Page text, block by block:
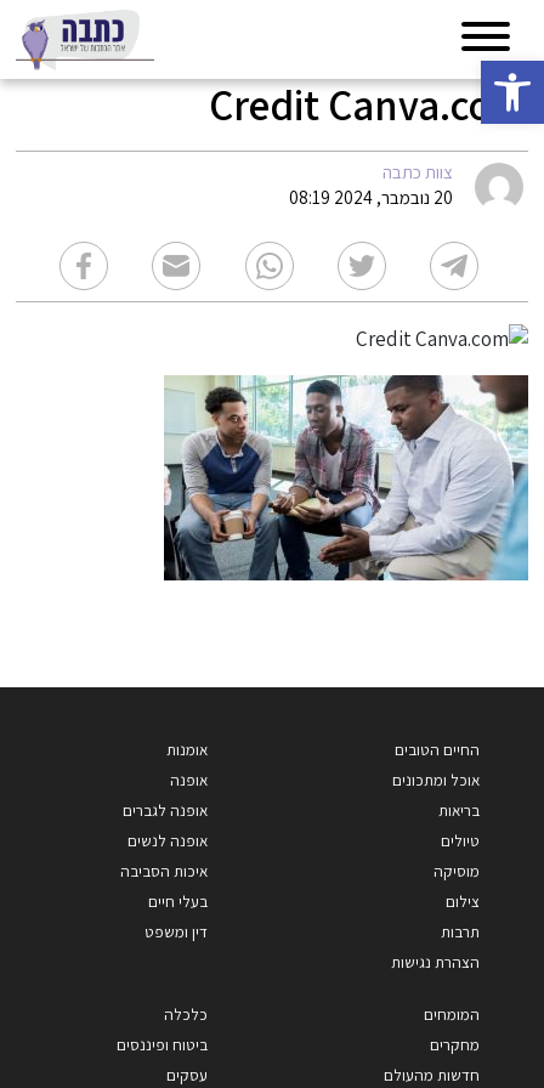
פתח סרגל נגישות
Credit Canva.com
צוות כתבה
20 נובמבר, 2024 08:19
החיים הטובים
אוכל ומתכונים
בריאות
טיולים
מוסיקה
צילום
תרבות
הצהרת נגישות
אומנות
אופנה
אופנה לגברים
אופנה לנשים
איכות הסביבה
בעלי חיים
דין ומשפט
המומחים
מחקרים
חדשות מהעולם
כלכלה
ביטוח ופיננסים
עסקים